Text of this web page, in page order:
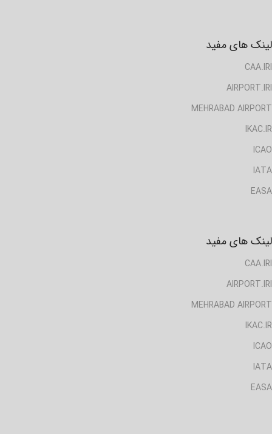
لینک های مفید
CAA.IRI
AIRPORT.IRI
MEHRABAD AIRPORT
IKAC.IR
ICAO
IATA
EASA
لینک های مفید
CAA.IRI
AIRPORT.IRI
MEHRABAD AIRPORT
IKAC.IR
ICAO
IATA
EASA